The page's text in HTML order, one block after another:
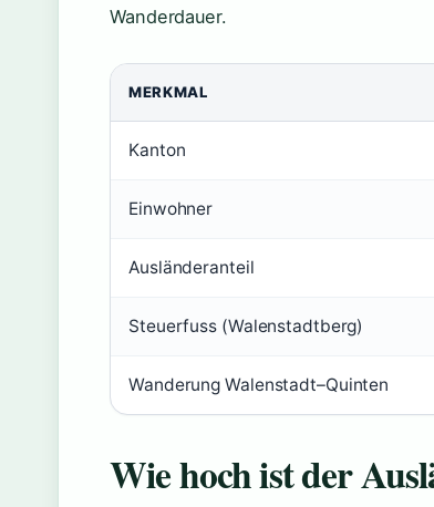
Wanderdauer.
MERKMAL
Kanton
Einwohner
Ausländeranteil
Steuerfuss (Walenstadtberg)
Wanderung Walenstadt–Quinten
Wie hoch ist der